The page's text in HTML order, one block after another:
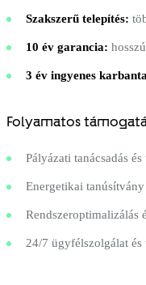
Szakszerű telepítés:
10 év garancia:
3 év ingyenes
Folyamatos
Pályázati tanácsadás
Energetikai tanúsítvány
Rendszeroptimalizálás
24/7 ügyfélszolgálat